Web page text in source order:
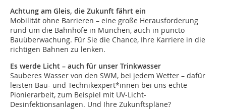
Achtung am Gleis, die Zukunft fährt ein
Mobilität ohne Barrieren – eine große Herausforderung
rund um die Bahnhöfe in München, auch in puncto
Bauüberwachung. Für Sie die Chance, Ihre Karriere in die
richtigen Bahnen zu lenken.
Es werde Licht – auch für unser Trinkwasser
Sauberes Wasser von den SWM, bei jedem Wetter – dafür
leisten Bau- und Technikexpert*innen bei uns echte
Pionierarbeit, zum Beispiel mit UV-Licht-
Desinfektionsanlagen. Und Ihre Zukunftspläne?